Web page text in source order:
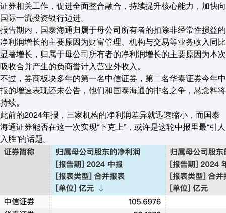
证券相关工作，促进全面整合融合，持续提升核心能力，加快向
国际一流投资银行迈进。
报告期内，国泰海通归属于母公司所有者的扣除非经常性损益的
净利润增长的主要原因为财富管理、机构与交易等业务收入同比
显著增长，归属于母公司所有者的净利润增长的主要原因为本次
吸收合并产生的负商誉计入营业外收入。
不过，券商板块多年的第一名中信证券，第二名华泰证券今年中
报的增速表现还未公告，他们和国泰海通的排名之争，悬念料将
持续。
此前的2024年报，三家机构的净利润差异就迅速缩小，而国泰
海通证券能否在这一次实现“下克上”，或许是这轮中报里最“引人
入胜”的话题。